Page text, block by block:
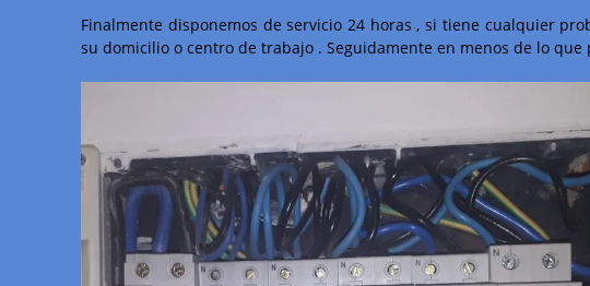
Finalmente disponemos de servicio 24 horas , si tiene cualquier
su domicilio o centro de trabajo . Seguidamente en menos de lo que